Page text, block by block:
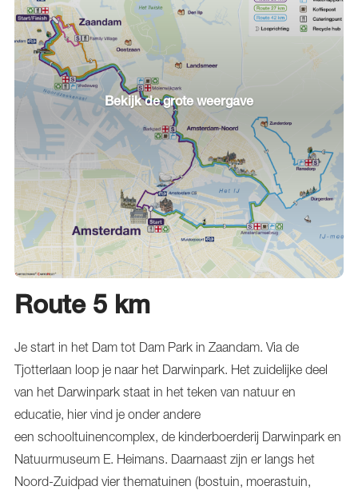
Bekijk de grote weergave
Route 5 km
Je start in het Dam tot Dam Park in Zaandam. Via de
Tjotterlaan loop je naar het Darwinpark. Het zuidelijke deel
van het Darwinpark staat in het teken van natuur en
educatie, hier vind je onder andere
een schooltuinencomplex, de kinderboerderij Darwinpark en
Natuurmuseum E. Heimans. Daarnaast zijn er langs het
Noord-Zuidpad vier thematuinen (bostuin, moerastuin,